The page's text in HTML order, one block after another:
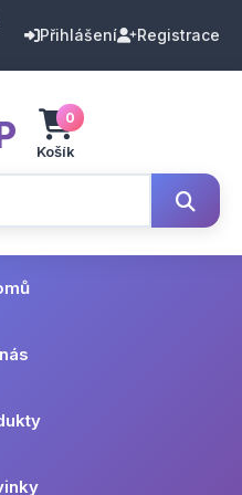
Přihlášení Registrace
0
Košík